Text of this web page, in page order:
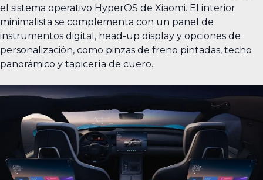
el sistema operativo HyperOS de Xiaomi. El interior
minimalista se complementa con un panel de
instrumentos digital, head-up display y opciones de
personalización, como pinzas de freno pintadas, techo
panorámico y tapicería de cuero.